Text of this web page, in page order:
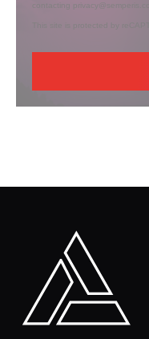
contacting
This site is protected by